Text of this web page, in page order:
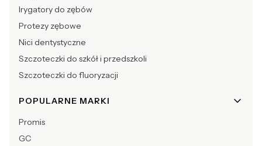
Irygatory do zębów
Protezy zębowe
Nici dentystyczne
Szczoteczki do szkół i przedszkoli
Szczoteczki do fluoryzacji
POPULARNE MARKI
Promis
GC